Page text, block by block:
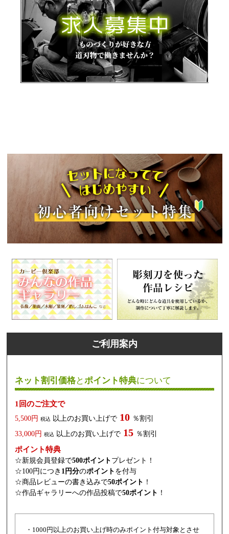
ご利用案内
ネット割引価格とポイント特典について
1回のご注文で
5,500円 税込 以上のお買い上げで 10 ％割引
33,000円 税込 以上のお買い上げで 15 ％割引
ポイント特典
☆新規会員登録で500ポイント プレゼント！
☆100円につき 1円分のポイント を付与
☆商品レビューの書き込みで50ポイント ！
☆作品ギャラリーへの作品投稿で50ポイント ！
・1000円以上のお買い上げ時のみポイント付与対象とさせ